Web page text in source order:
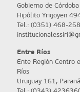
Gobierno de Córdoba
Hipólito Yrigoyen
Tel.: (0351) 468-
Entre Ríos
Ente Región Centro
Ríos
Uruguay 161,